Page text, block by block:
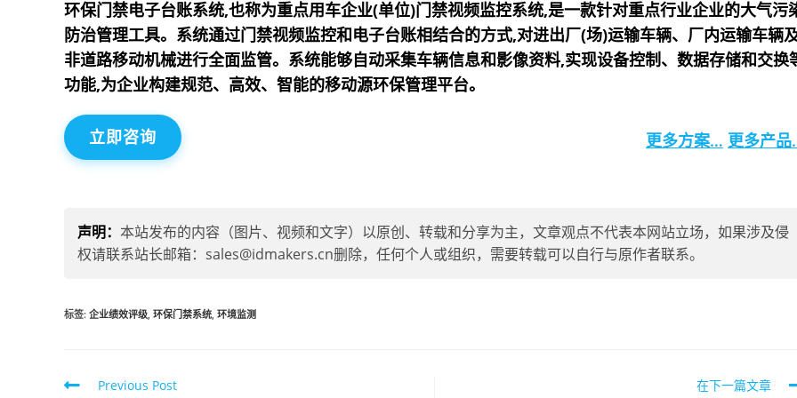
环保门禁电子台账系统,也称为重点用车企业(单位)门禁视频监控系统,是一款针对重点行业企业的大气污
防治管理工具。系统通过门禁视频监控和电子台账相结合的方式,对进出厂(场)运输车辆、厂内运输车辆
非道路移动机械进行全面监管。系统能够自动采集车辆信息和影像资料,实现设备控制、数据存储和交换
功能,为企业构建规范、高效、智能的移动源环保管理平台。
立即咨询 更多方案… 更多产
声明： 本站发布的内容（图片、视频和文字）以原创、转载和分享为主，文章观点不代表本网站立场，如果涉及侵
权请联系站长邮箱：sales@idmakers.cn删除，任何个人或组织，需要转载可以自行与原作者联系。
标签: 企业绩效评级, 环保门禁系统, 环境监测
Previous Post 在下一篇文章